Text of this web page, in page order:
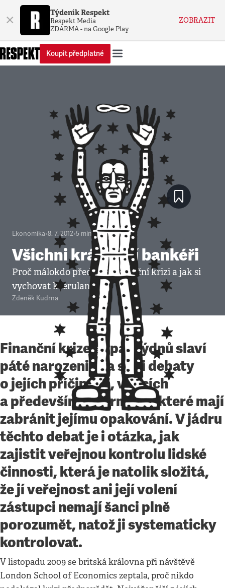
× Týdeník Respekt
Respekt Media
ZDARMA - na Google Play
ZOBRAZIT
Koupit předplatné
Ekonomika•8. 7. 2012•5 minut
Všichni královští bankéři
Proč málokdo předvídal finanční krizi a jak si
vychovat kverulanty
Zdeněk Kudrna
Finanční krize za pár týdnů slaví
páté narozeniny a s ní i debaty
o jejích příčinách, vinících
a především reformách, které mají
zabránit jejímu opakování. V jádru
těchto debat je i otázka, jak
zajistit veřejnou kontrolu lidské
činnosti, která je natolik složitá,
že jí veřejnost ani její volení
zástupci nemají šanci plně
porozumět, natož ji systematicky
kontrolovat.
V listopadu 2009 se britská královna při návštěvě
London School of Economics zeptala, proč nikdo